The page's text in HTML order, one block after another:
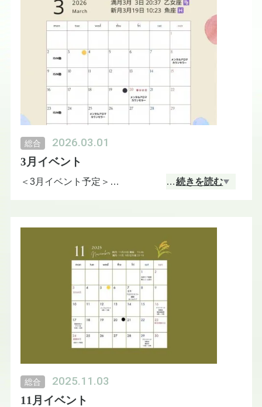
14時〜18時
オンライン無料AI活用セミナー
20時〜21時
チャイルドメンタルアロマセラピストコース
7月23日（木）
チャイルドメンタルアロマセラピストコース
総合 2026.03.01
3月イベント
＜3月イベント予定＞
✦ 全日程オンライン開催
📅 3月8日（日）
📅 3月20日（金・祝）
13:00 〜 17:00
📅 3月25日（水）
9:00 〜 13:00
…続きを読む
総合 2025.11.03
11月イベント